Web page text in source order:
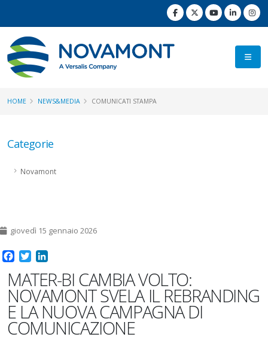
HOME NEWS&MEDIA COMUNICATI STAMPA
Categorie
Novamont
giovedì 15 gennaio 2026
Facebook
Twitter
MATER-BI CAMBIA VOLTO:
NOVAMONT SVELA IL REBRANDING
E LA NUOVA CAMPAGNA DI
COMUNICAZIONE